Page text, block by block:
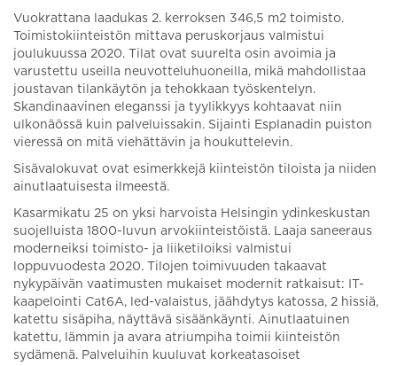
Vuokrattana laadukas 2. kerroksen 346,5 m2 toimisto.
Toimistokiinteistön mittava peruskorjaus valmistui
joulukuussa 2020. Tilat ovat suurelta osin avoimia ja
varustettu useilla neuvotteluhuoneilla, mikä mahdollistaa
joustavan tilankäytön ja tehokkaan työskentelyn.
Skandinaavinen eleganssi ja tyylikkyys kohtaavat niin
ulkonäössä kuin palveluissakin. Sijainti Esplanadin puiston
vieressä on mitä viehättävin ja houkuttelevin.
Sisävalokuvat ovat esimerkkejä kiinteistön tiloista ja niiden
ainutlaatuisesta ilmeestä.
Kasarmikatu 25 on yksi harvoista Helsingin ydinkeskustan
suojelluista 1800-luvun arvokiinteistöistä. Laaja saneeraus
moderneiksi toimisto- ja liiketiloiksi valmistui
loppuvuodesta 2020. Tilojen toimivuuden takaavat
nykypäivän vaatimusten mukaiset modernit ratkaisut: IT-
kaapelointi Cat6A, led-valaistus, jäähdytys katossa, 2 hissiä,
katettu sisäpiha, näyttävä sisäänkäynti. Ainutlaatuinen
katettu, lämmin ja avara atriumpiha toimii kiinteistön
sydämenä. Palveluihin kuuluvat korkeatasoiset